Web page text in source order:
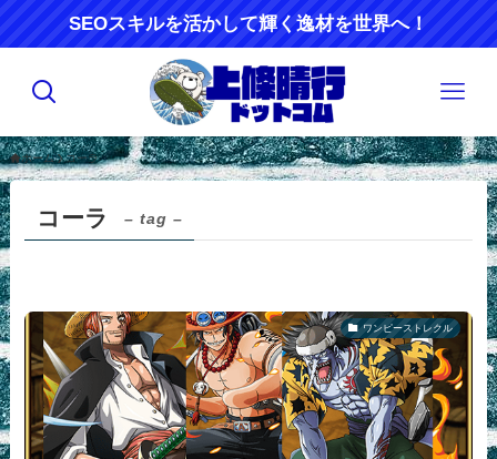
SEOスキルを活かして輝く逸材を世界へ！
ホーム コーラ
コーラ – tag –
ワンピーストレクル